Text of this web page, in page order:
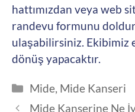
hattımızdan veya web
randevu formunu
ulaşabilirsiniz. Ekibimiz
dönüş yapacaktır.
Kategoriler
Mide, Mide Kanseri
Mide Kanserine Ne